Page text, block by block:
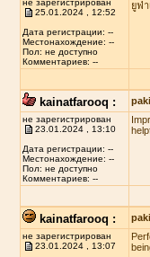
не зарегистрирован
25.01.2024 , 12:52
Дата регистрации: --
Местонахождение: --
Пол: не доступно
Комментариев: --
ยูฟ่
kainatfarooq :
не зарегистрирован
23.01.2024 , 13:10
Дата регистрации: --
Местонахождение: --
Пол: не доступно
Комментариев: --
kainatfarooq :
не зарегистрирован
23.01.2024 , 13:07